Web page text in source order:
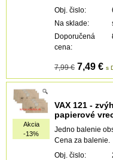
Obj. čislo:
Na sklade:
Doporučená
cena:
7,99 € 7,49 € s
Akcia
-13%
VAX 121 -
papierové
Jedno balenie
Cena za balenie.
Obj. čislo: